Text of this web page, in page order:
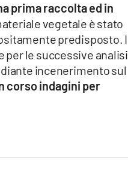
prima raccolta ed in
vegetale è stato
predisposto. I
per le successive analisi
incenerimento sul
corso indagini per